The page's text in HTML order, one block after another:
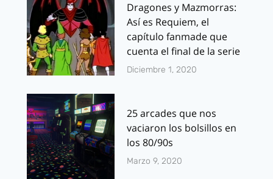
Dragones y Mazmorras:
Así es Requiem, el
capítulo fanmade que
cuenta el final de la serie
Diciembre 1, 2020
25 arcades que nos
vaciaron los bolsillos en
los 80/90s
Marzo 9, 2020